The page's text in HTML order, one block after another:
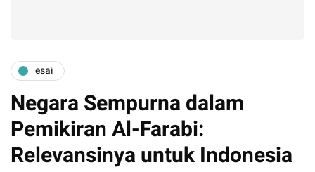
esai
Negara Sempurna dalam
Pemikiran Al-Farabi:
Relevansinya untuk Indonesia